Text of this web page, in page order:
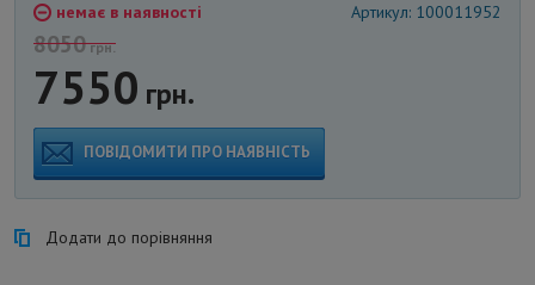
немає в наявності Артикул: 100011952
8050грн.
7550 грн.
ПОВІДОМИТИ ПРО НАЯВНІСТЬ
Додати до порівняння